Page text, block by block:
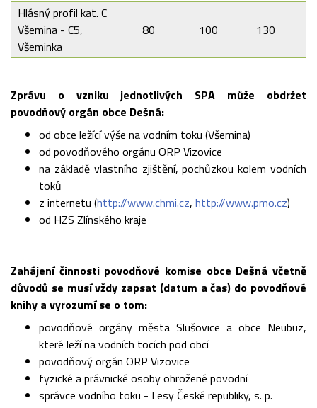
Hlásný profil kat. C
Všemina - C5,
Všeminka
80 100 130
Zprávu o vzniku jednotlivých SPA může obdržet
povodňový orgán obce Dešná:
od obce ležící výše na vodním toku (Všemina)
od povodňového orgánu ORP Vizovice
na základě vlastního zjištění, pochůzkou kolem vodních
toků
z internetu (http://www.chmi.cz, http://www.pmo.cz)
od HZS Zlínského kraje
Zahájení činnosti povodňové komise obce Dešná včetně
důvodů se musí vždy zapsat (datum a čas) do povodňové
knihy a vyrozumí se o tom:
povodňové orgány města Slušovice a obce Neubuz,
které leží na vodních tocích pod obcí
povodňový orgán ORP Vizovice
fyzické a právnické osoby ohrožené povodní
správce vodního toku - Lesy České republiky, s. p.